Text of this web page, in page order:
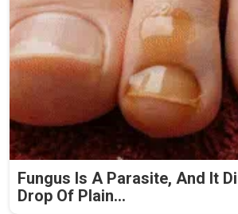
Fungus Is A Parasite, And It
Drop Of Plain...